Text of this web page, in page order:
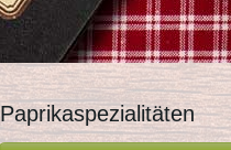
Paprikaspezialitäten